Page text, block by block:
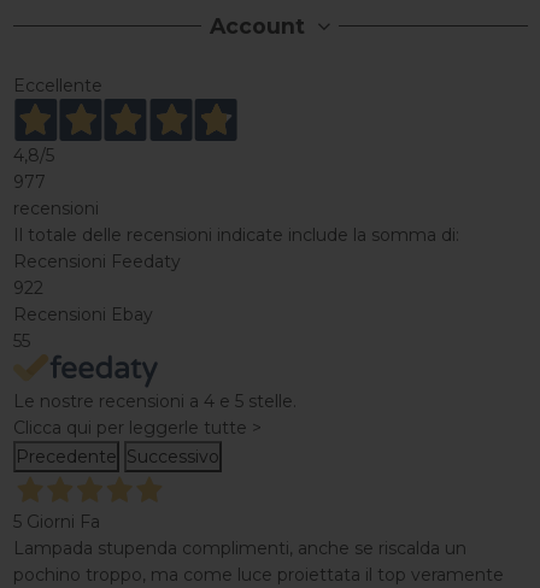
Account
Eccellente
4,8/5
977
recensioni
Il totale delle recensioni indicate include la somma di:
Recensioni Feedaty
922
Recensioni Ebay
55
Le nostre recensioni a 4 e 5 stelle.
Clicca qui per leggerle tutte >
Precedente Successivo
5 Giorni Fa
Lampada stupenda complimenti, anche se riscalda un
pochino troppo, ma come luce proiettata il top veramente